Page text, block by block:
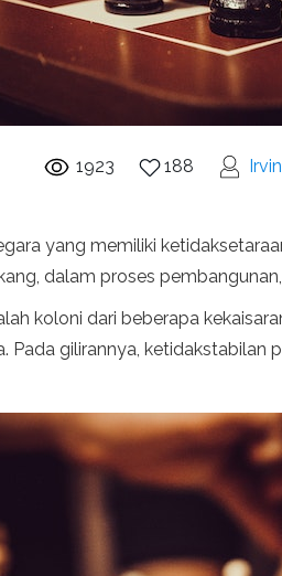
1923 188
yang memiliki
dalam proses
koloni dari beberapa
gilirannya, ketidakstabilan